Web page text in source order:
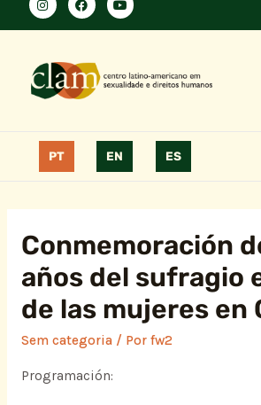
PT EN ES
Conmemoración
años del sufragio
de las mujeres en
Sem categoria/ Por fw2
Programación: